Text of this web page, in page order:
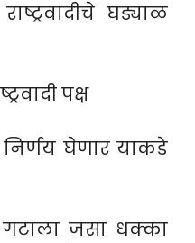
घड्याळ
पक्ष
घेणार याकडे
जसा धक्का